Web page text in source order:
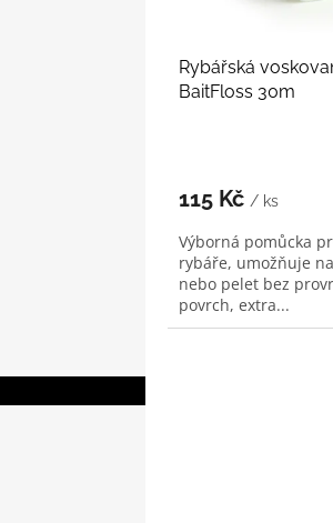
Rybářská
BaitFloss 30m
115 Kč / ks
Výborná pomůcka
rybáře, umožňuje
nebo pelet bez
povrch, extra...